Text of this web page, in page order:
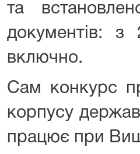
та
документів:
включно.
Сам конкурс
корпусу
працює при